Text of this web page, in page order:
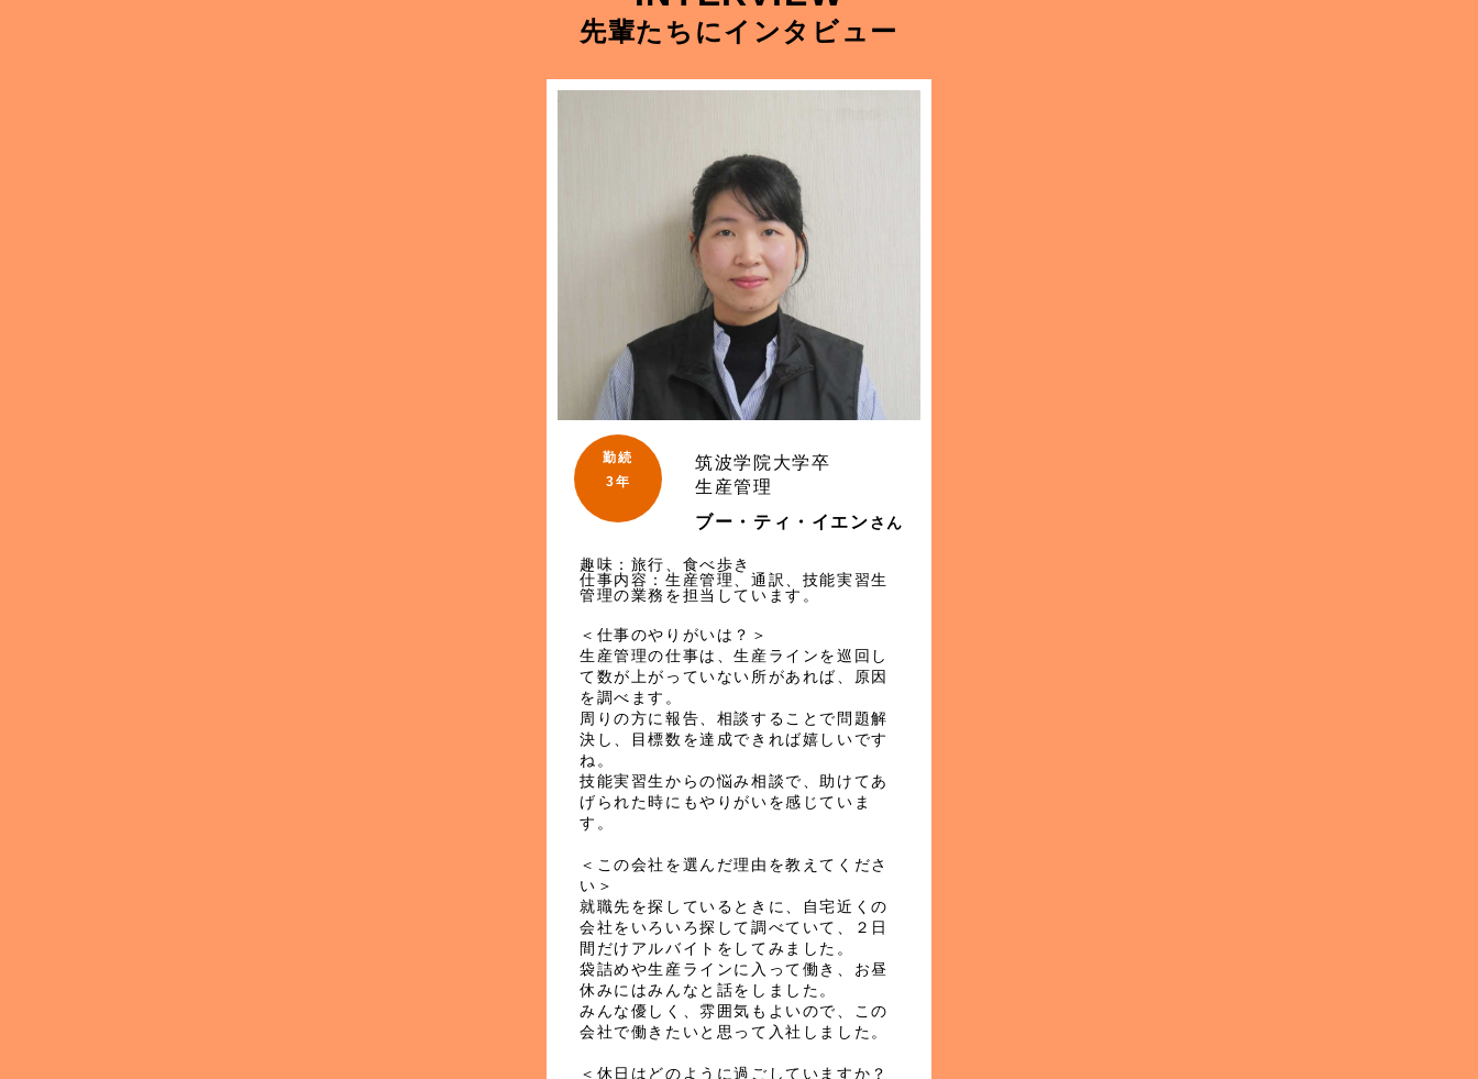
先輩たちにインタビュー
勤続
3年
筑波学院大学卒
生産管理
ブー・ティ・イエンさん
趣味：旅行、食べ歩き
仕事内容：生産管理、通訳、技能実習生
管理の業務を担当しています。
＜仕事のやりがいは？＞
生産管理の仕事は、生産ラインを巡回し
て数が上がっていない所があれば、原因
を調べます。
周りの方に報告、相談することで問題解
決し、目標数を達成できれば嬉しいです
ね。
技能実習生からの悩み相談で、助けてあ
げられた時にもやりがいを感じていま
す。
＜この会社を選んだ理由を教えてくださ
い＞
就職先を探しているときに、自宅近くの
会社をいろいろ探して調べていて、２日
間だけアルバイトをしてみました。
袋詰めや生産ラインに入って働き、お昼
休みにはみんなと話をしました。
みんな優しく、雰囲気もよいので、この
会社で働きたいと思って入社しました。
＜休日はどのように過ごしていますか？